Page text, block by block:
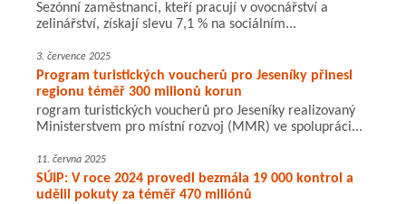
Sezónní zaměstnanci, kteří pracují v ovocnářství a
zelinářství, získají slevu 7,1 % na sociálním...
3. července 2025
Program turistických voucherů pro Jeseníky přinesl
regionu téměř 300 milionů korun
rogram turistických voucherů pro Jeseníky realizovaný
Ministerstvem pro místní rozvoj (MMR) ve spolupráci...
11. června 2025
SÚIP: V roce 2024 provedl bezmála 19 000 kontrol a
udělil pokuty za téměř 470 miliónů